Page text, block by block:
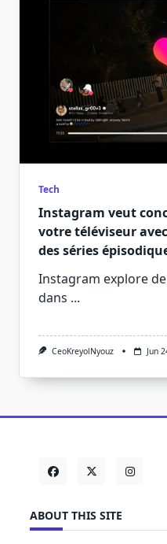
Tech
Instagram veut
votre téléviseur
des séries
Instagram explore
dans ...
CeoKreyolNyouz Jun
ABOUT THIS SITE